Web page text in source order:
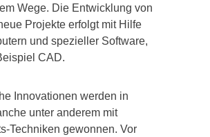
Wege. Die Entwicklung von
Projekte erfolgt mit Hilfe
und spezieller Software,
CAD.
Innovationen werden in
unter anderem mit
Techniken gewonnen. Vor